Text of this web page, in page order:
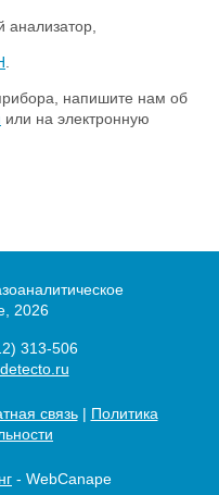
анализатор,
напишите нам об
или на электронную
2026
313-506
связь| Политика
- WebCanape